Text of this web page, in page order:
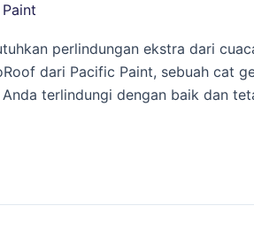
perlindungan ekstra dari
dari Pacific Paint, sebuah cat
terlindungi dengan baik dan